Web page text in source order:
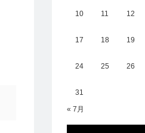
10 11 12
17 18 19
24 25 26
31
« 7月